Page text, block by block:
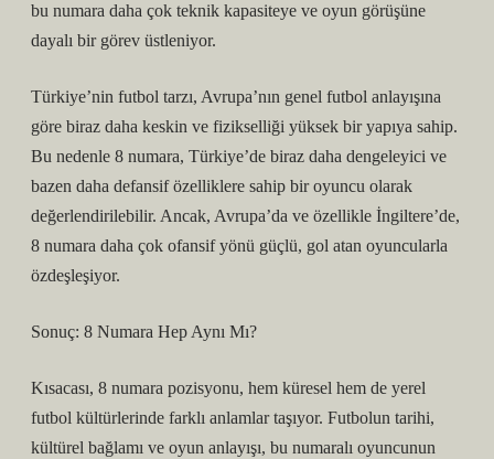
bu numara daha çok teknik kapasiteye ve oyun görüşüne
dayalı bir görev üstleniyor.
Türkiye’nin futbol tarzı, Avrupa’nın genel futbol anlayışına
göre biraz daha keskin ve fizikselliği yüksek bir yapıya sahip.
Bu nedenle 8 numara, Türkiye’de biraz daha dengeleyici ve
bazen daha defansif özelliklere sahip bir oyuncu olarak
değerlendirilebilir. Ancak, Avrupa’da ve özellikle İngiltere’de,
8 numara daha çok ofansif yönü güçlü, gol atan oyuncularla
özdeşleşiyor.
Sonuç: 8 Numara Hep Aynı Mı?
Kısacası, 8 numara pozisyonu, hem küresel hem de yerel
futbol kültürlerinde farklı anlamlar taşıyor. Futbolun tarihi,
kültürel bağlamı ve oyun anlayışı, bu numaralı oyuncunun